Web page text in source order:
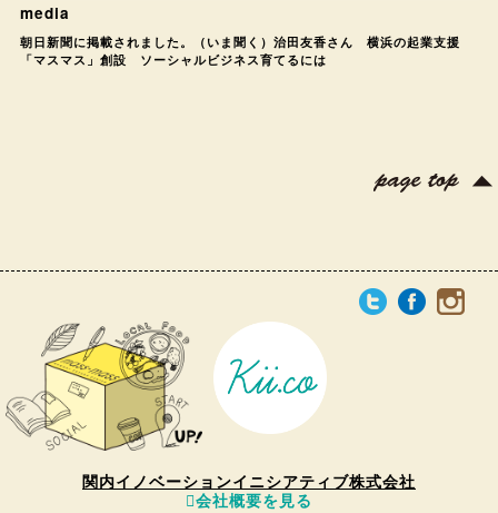
media
朝日新聞に掲載されました。（いま聞く）治田友香さん 横浜の起業支援
「マスマス」創設 ソーシャルビジネス育てるには
関内イノベーションイニシアティブ株式会社
会社概要を見る